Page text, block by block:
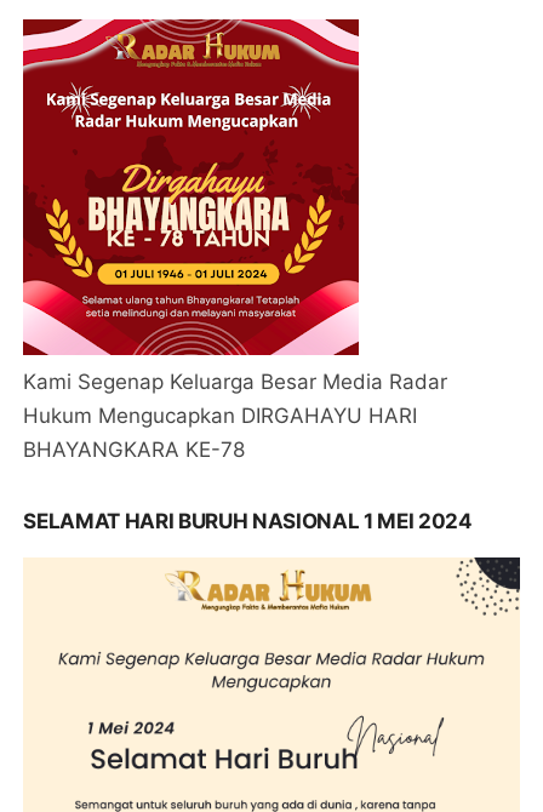
Kami Segenap Keluarga Besar Media Radar
Hukum Mengucapkan DIRGAHAYU HARI
BHAYANGKARA KE-78
SELAMAT HARI BURUH NASIONAL 1 MEI 2024